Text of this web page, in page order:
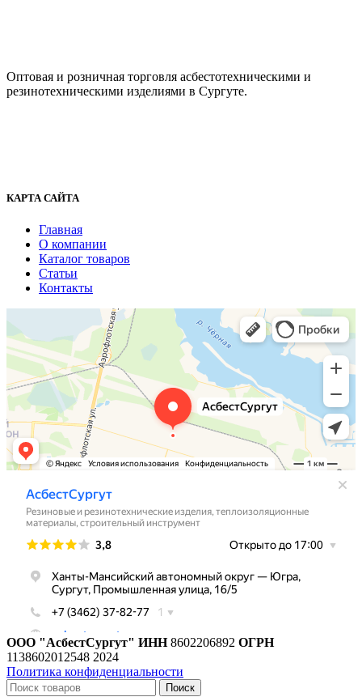
Оптовая и розничная торговля асбестотехническими и
резинотехническими изделиями в Сургуте.
КАРТА САЙТА
Главная
О компании
Каталог товаров
Статьи
Контакты
ООО "АсбестСургут" ИНН8602206892 ОГРН
1138602012548 2024
Политика конфиденциальности
Поиск